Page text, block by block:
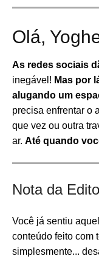
Olá,
As redes sociais
inegável! Mas por
alugando um
precisa enfrentar o
que vez ou outra
ar. Até quando
Nota da
Você já sentiu
conteúdo feito com
simplesmente...